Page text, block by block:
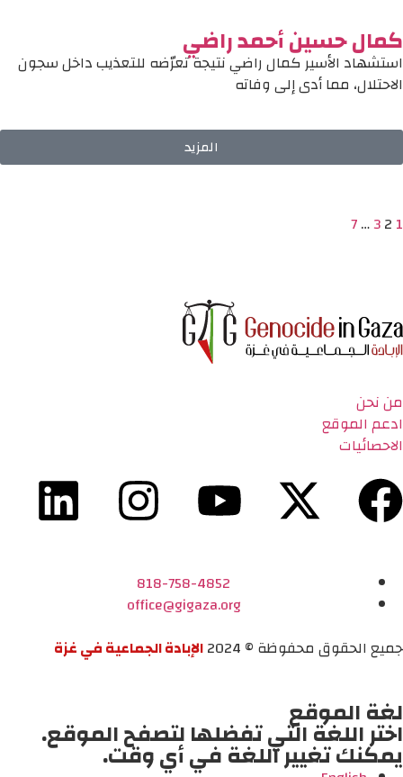
كمال حسين أحمد راضي
استشهاد الأسير كمال راضي نتيجة تعرّضه للتعذيب داخل سجون
الاحتلال، مما أدى إلى وفاته
المزيد
1
2
3
…
7
من نحن
ادعم الموقع
الاحصائيات
818-758-4852
office@gigaza.org
جميع الحقوق محفوظة © 2024
الإبادة الجماعية في غزة
لغة الموقع
اختر اللغة التي تفضلها لتصفح الموقع.
يمكنك تغيير اللغة في أي وقت.